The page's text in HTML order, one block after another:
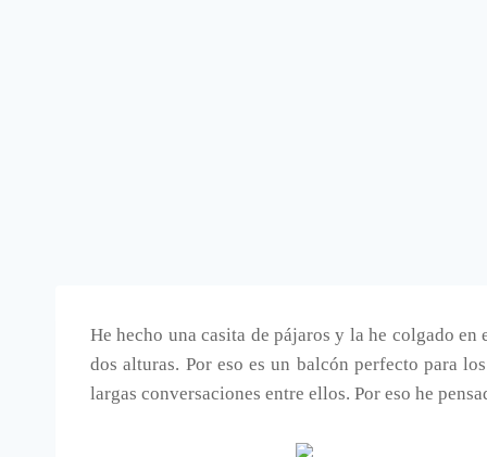
He hecho una casita de pájaros y la he colgado
dos alturas. Por eso es un balcón perfecto para
largas conversaciones entre ellos. Por eso he